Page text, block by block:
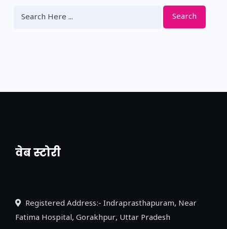
Search
वेब स्टोरी
नया एक्सप्रेसवे: पूर्वांचल का लक, डेवलपमेंट का
Registered Address:- Indraprasthapuram, Near
Fatima Hospital, Gorakhpur, Uttar Pradesh